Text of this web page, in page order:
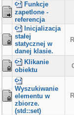
Funkcje
zapetlone -
referencja
Inicjalizacja
stałej
statycznej w
danej klasie.
Klikanie
obiektu
Wyszukiwanie
elementu w
zbiorze.
(std::set)